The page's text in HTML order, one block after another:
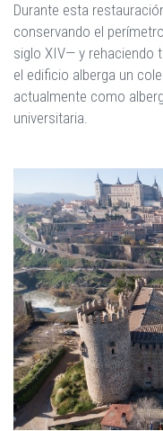
Durante esta
conservando el
siglo XIV— y rehaciendo
el edificio alberga un
actualmente como
universitaria.